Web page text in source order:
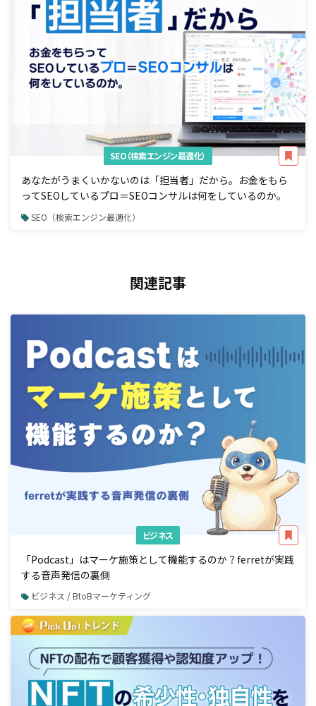
SEO（検索エンジン最適化）
あなたがうまくいかないのは「担当者」だから。お金をもら
ってSEOしているプロ＝SEOコンサルは何をしているのか。
SEO（検索エンジン最適化）
関連記事
ビジネス
「Podcast」はマーケ施策として機能するのか？ferretが実践
する音声発信の裏側
ビジネス / BtoBマーケティング